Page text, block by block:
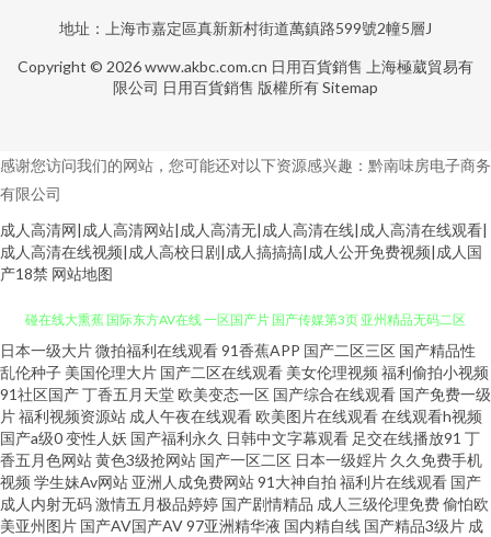
地址：上海市嘉定區真新新村街道萬鎮路599號2幢5層J
Copyright © 2026www.akbc.com.cn 日用百貨銷售
上海極葳貿易有
限公司 日用百貨銷售 版權所有Sitemap
感谢您访问我们的网站，您可能还对以下资源感兴趣：黔南味房电子商务
有限公司
成人高清网|成人高清网站|成人高清无|成人高清在线|成人高清在线观看|
成人高清在线视频|成人高校日剧|成人搞搞搞|成人公开免费视频|成人国
产18禁 网站地图
黑料自慰自拍 99超碰福利在线 91国内视频在线播放 狼友成人在线观看 91超
碰在线大熏蕉 国际东方AV在线 一区国产片 国产传媒第3页 亚州精品无码二区
国产在线9199视频 在线午夜欧美福利 国产免费一线在线观看 1024成人网站
福利姬av在线 婷婷社区五月天 俺去也影院 欧美专区线路一 91经典三级 九一
日本一级大片微拍福利在线观看91香蕉APP 国产二区三区 国产精品性
乱伦种子 美国伦理大片 国产二区在线观看 美女伦理视频 福利偷拍小视频
91社区国产丁香五月天堂欧美变态一区 国产综合在线观看 国产免费一级
片福利视频资源站 成人午夜在线观看欧美图片在线观看在线观看h视频
国产a级0变性人妖 国产福利永久 日韩中文字幕观看 足交在线播放91 丁
香五月色网站黄色3级抢网站 国产一区二区 日本一级婬片 久久免费手机
视频 学生妹Av网站 亚洲人成免费网站91大神自拍 福利片在线观看 国产
成人内射无码激情五月极品婷婷 国产剧情精品 成人三级伦理免费偷怕欧
美亚州图片 国产AV国产AV97亚洲精华液 国内精自线 国产精品3级片 成